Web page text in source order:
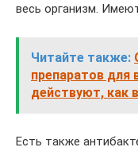
весь организм.
Читайте также:
препаратов для
действуют, как
Есть также